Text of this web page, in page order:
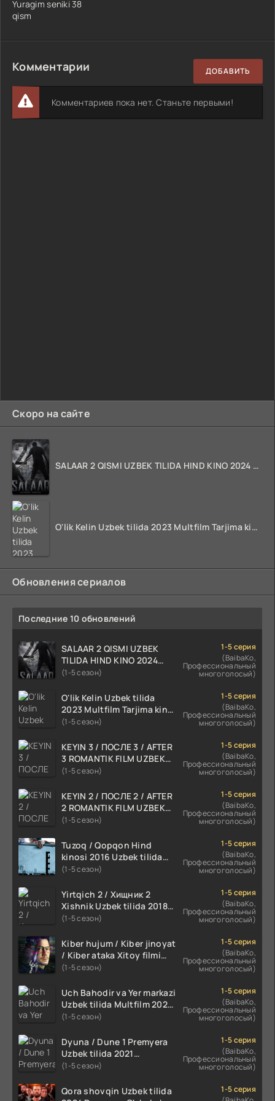
Скоро на сайте
SALAAR 2 QISMI UZBEK TILIDA HIND KINO 2024 TARJIMA 720p HD Skachat
O'lik Kelin Uzbek tilida 2023 Multfilm Tarjima kino skachat
Обновления сериалов
Последние 10 обновлений
SALAAR 2 QISMI UZBEK
TILIDA HIND KINO 2024
TARJIMA 720p HD Skachat
(1-5 сезон)
1-5 серия
(BaibaKo,
Профессиональный
многоголосый)
O'lik Kelin Uzbek tilida
2023 Multfilm Tarjima kino
skachat
(1-5 сезон)
1-5 серия
(BaibaKo,
Профессиональный
многоголосый)
KEYIN 3 / ПОСЛЕ 3 / AFTER
3 ROMANTIK FILM UZBEK
TILIDA 2021 TARJIMA FILM
(1-5 сезон)
1-5 серия
(BaibaKo,
Профессиональный
многоголосый)
KEYIN 2 / ПОСЛЕ 2 / AFTER
2 ROMANTIK FILM UZBEK
TILIDA 2020 TARJIMA FILM
(1-5 сезон)
1-5 серия
(BaibaKo,
Профессиональный
многоголосый)
Tuzoq / Qopqon Hind
kinosi 2016 Uzbek tilida
tarjima film HD
(1-5 сезон)
1-5 серия
(BaibaKo,
Профессиональный
многоголосый)
Yirtqich 2 / Хищник 2
Xishnik Uzbek tilida 2018-
2024 O'zbekcha tarjima
(1-5 сезон)
1-5 серия
(BaibaKo,
Профессиональный
многоголосый)
Kiber hujum / Kiber jinoyat
/ Kiber ataka Xitoy filmi
Uzbek tilida O'zbekcha
HD skachat
(1-5 сезон)
1-5 серия
(BaibaKo,
Профессиональный
многоголосый)
Uch Bahodir va Yer markazi
Uzbek tilida Multfilm 2025
tarjima HD skachat
(1-5 сезон)
1-5 серия
(BaibaKo,
Профессиональный
многоголосый)
Dyuna / Dune 1 Premyera
Uzbek tilida 2021
O'zbekcha tarjima kino HD
(1-5 сезон)
1-5 серия
(BaibaKo,
Профессиональный
многоголосый)
Qora shovqin Uzbek tilida
1-5 серия
Yuragim seniki 38
qism
Комментарии ДОБАВИТЬ
Комментариев пока нет. Станьте первыми!